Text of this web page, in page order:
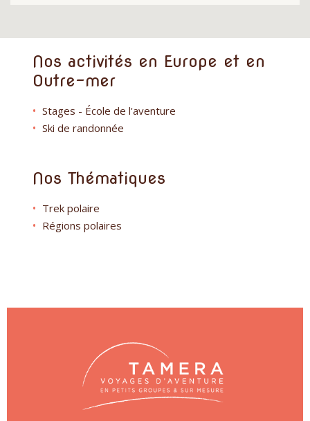
Nos activités en Europe et en
Outre-mer
Stages - École de l'aventure
Ski de randonnée
Nos Thématiques
Trek polaire
Régions polaires